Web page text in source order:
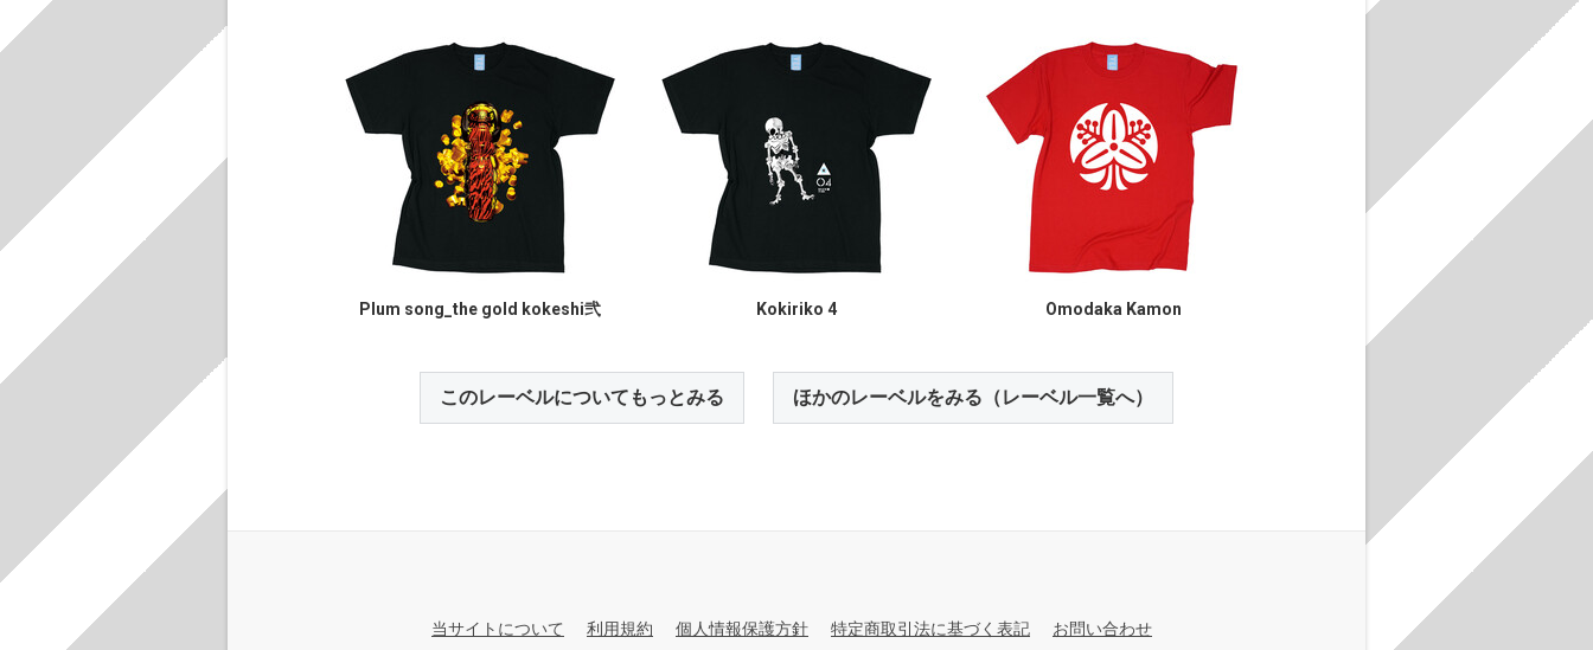
Plum song_the gold kokeshi弐 Kokiriko 4 Omodaka Kamon
このレーベルについてもっとみる ほかのレーベルをみる（レーベル一覧へ）
当サイトについて 利用規約 個人情報保護方針 特定商取引法に基づく表記 お問い合わせ